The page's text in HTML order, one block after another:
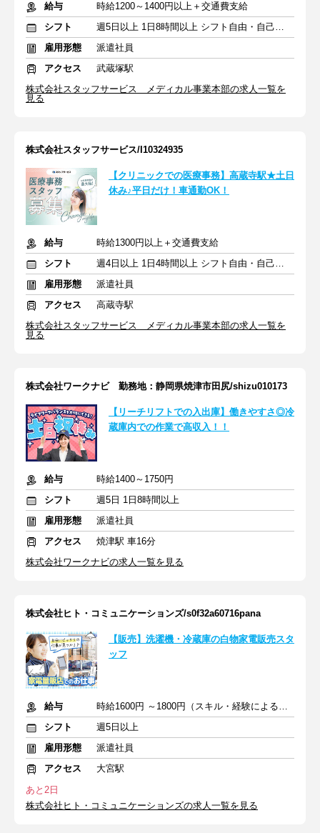
給与
時給1200～1400円以上＋交通費支給
シフト
週5日以上 1日8時間以上 シフト自由・自己申告
雇用形態
派遣社員
アクセス
武蔵塚駅
株式会社スタッフサービス メディカル事業本部の求人一覧を
見る
株式会社スタッフサービス/I10324935
【クリニックでの医療事務】高蔵寺駅★土日
休み♪平日だけ！車通勤OK！
給与
時給1300円以上＋交通費支給
シフト
週4日以上 1日4時間以上 シフト自由・自己申告
雇用形態
派遣社員
アクセス
高蔵寺駅
株式会社スタッフサービス メディカル事業本部の求人一覧を
見る
株式会社ワークナビ 勤務地：静岡県焼津市田尻/shizu010173
【リーチリフトでの入出庫】働きやすさ◎冷
蔵庫内での作業で高収入！！
給与
時給1400～1750円
シフト
週5日 1日8時間以上
雇用形態
派遣社員
アクセス
焼津駅 車16分
株式会社ワークナビの求人一覧を見る
株式会社ヒト・コミュニケーションズ/s0f32a60716pana
【販売】洗濯機・冷蔵庫の白物家電販売スタ
ッフ
給与
時給1600円 ～1800円（スキル・経験による）＋交通費実費支給
シフト
週5日以上
雇用形態
派遣社員
アクセス
大宮駅
あと2日
株式会社ヒト・コミュニケーションズの求人一覧を見る